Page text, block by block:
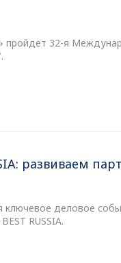
32-я
развиваем
деловое
RUSSIA.